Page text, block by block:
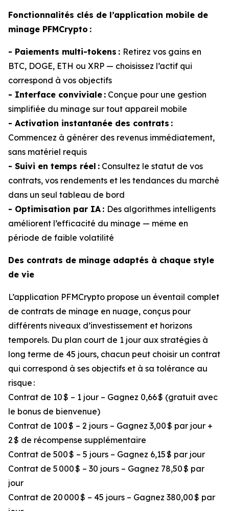
Fonctionnalités clés de l’application mobile de
minage PFMCrypto :
- Paiements multi-tokens : Retirez vos gains en
BTC, DOGE, ETH ou XRP — choisissez l’actif qui
correspond à vos objectifs
- Interface conviviale : Conçue pour une gestion
simplifiée du minage sur tout appareil mobile
- Activation instantanée des contrats :
Commencez à générer des revenus immédiatement,
sans matériel requis
- Suivi en temps réel : Consultez le statut de vos
contrats, vos rendements et les tendances du marché
dans un seul tableau de bord
- Optimisation par IA : Des algorithmes intelligents
améliorent l’efficacité du minage — même en
période de faible volatilité
Des contrats de minage adaptés à chaque style
de vie
L’application PFMCrypto propose un éventail complet
de contrats de minage en nuage, conçus pour
différents niveaux d’investissement et horizons
temporels. Du plan court de 1 jour aux stratégies à
long terme de 45 jours, chacun peut choisir un contrat
qui correspond à ses objectifs et à sa tolérance au
risque :
Contrat de 10 $ – 1 jour – Gagnez 0,66 $ (gratuit avec
le bonus de bienvenue)
Contrat de 100 $ – 2 jours – Gagnez 3,00 $ par jour +
2 $ de récompense supplémentaire
Contrat de 500 $ – 5 jours – Gagnez 6,15 $ par jour
Contrat de 5 000 $ – 30 jours – Gagnez 78,50 $ par
jour
Contrat de 20 000 $ – 45 jours – Gagnez 380,00 $ par